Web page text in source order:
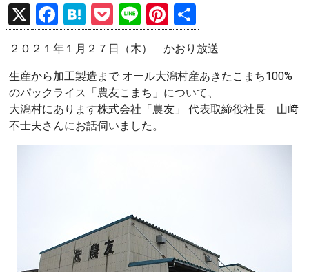
X
F
a
ce
b
o
o
H
at
e
n
a
P
o
ck
et
Li
n
e
Pi
nt
er
es
t
有
２０２１年１月２７日（木） かおり放送
生産から加工製造まで オール大潟村産あきたこまち100%
のパックライス「農友こまち」について、
大潟村にあります株式会社「農友」 代表取締役社長 山﨑
不士夫さんにお話伺いました。